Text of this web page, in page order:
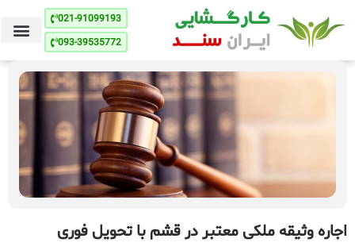
021-91099193
093-39535772
اجاره وثیقه ملکی معتبر در قشم با تحویل فوری